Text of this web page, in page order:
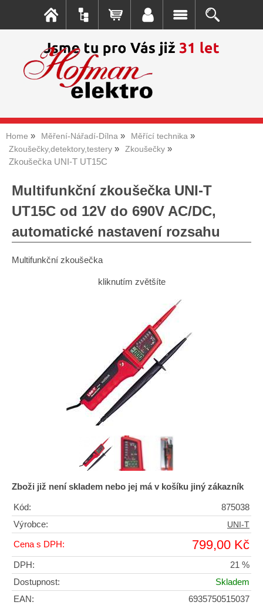
Home Měření-Nářadí-Dílna
Měřící technika
Zkoušečky,detektory,testery
Zkoušečky
Zkoušečka UNI-T UT15C
Multifunkční zkoušečka UNI-T
UT15C od 12V do 690V AC/DC,
automatické nastavení rozsahu
Multifunkční zkoušečka
kliknutím zvětšíte
Zboži již není skladem nebo jej má v košíku jiný zákazník
Kód:
875038
Výrobce:
UNI-T
Cena s DPH: 799,00 Kč
DPH:
21 %
Dostupnost:
Skladem
EAN:
6935750515037